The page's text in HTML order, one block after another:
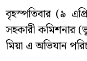
বৃহস্পতিবার (৯
সহকারী কমিশনার
মিয়া এ অভিযান